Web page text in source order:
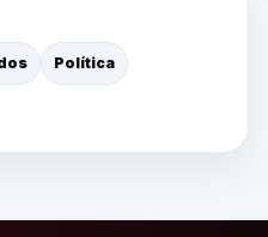
Política